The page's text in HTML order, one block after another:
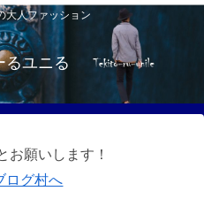
大人ファッション
るユニる
お願いします！